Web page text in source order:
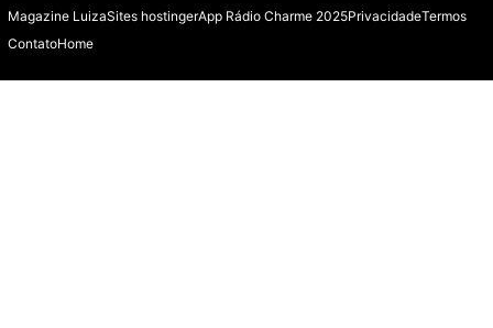
Magazine LuizaSites hostingerApp Rádio Charme 2025PrivacidadeTermos
ContatoHome